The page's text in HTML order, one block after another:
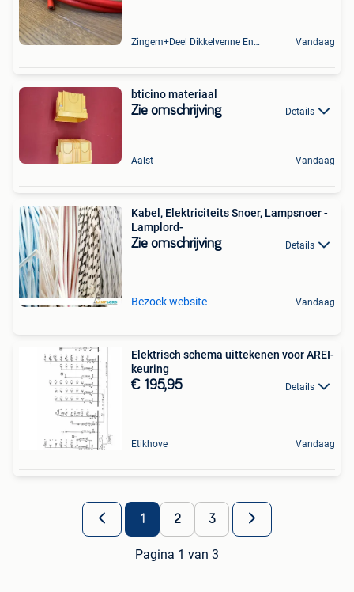
Zingem+Deel Dikkelvenne En Nederzwalm-Hermelgem Vandaag
bticino materiaal
Zie omschrijving Details
Aalst Vandaag
Kabel, Elektriciteits Snoer, Lampsnoer -
Lamplord-
Zie omschrijving Details
Bezoek website Vandaag
Elektrisch schema uittekenen voor AREI-
keuring
€ 195,95 Details
Etikhove Vandaag
1 2 3
Pagina 1 van 3